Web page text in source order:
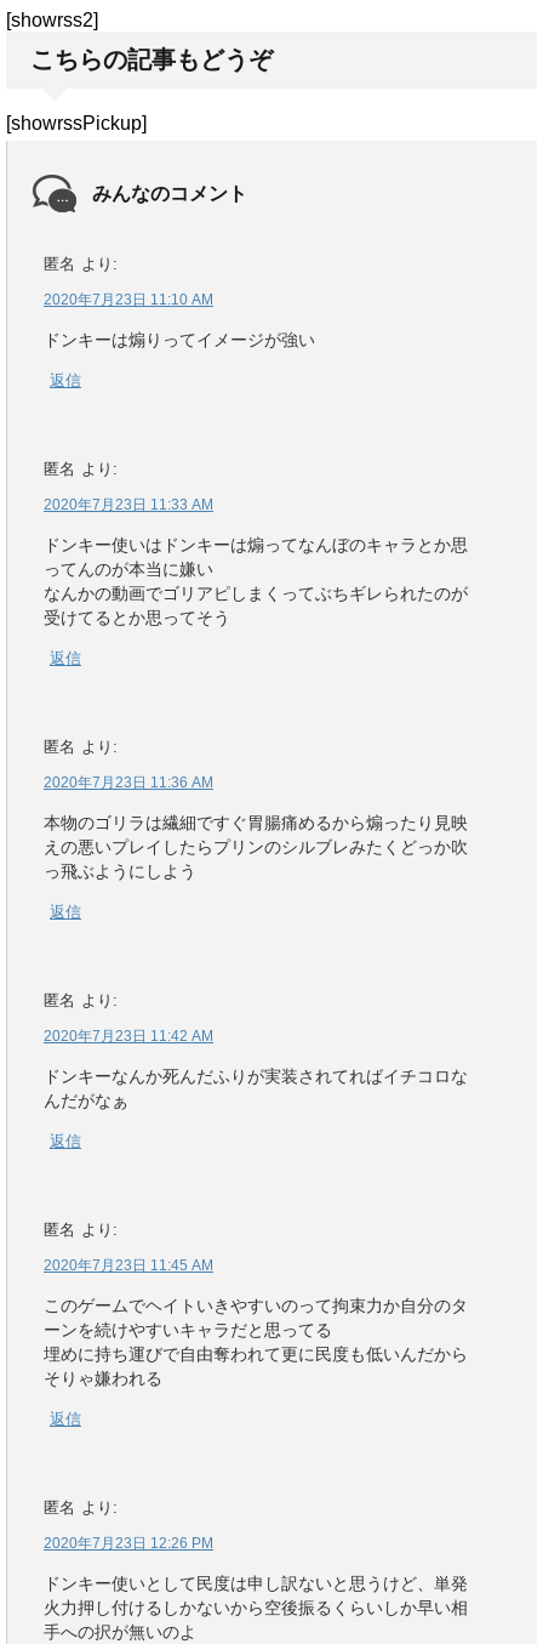
[showrss2]
こちらの記事もどうぞ
[showrssPickup]
みんなのコメント
匿名 より:
2020年7月23日 11:10 AM
ドンキーは煽りってイメージが強い
返信
匿名 より:
2020年7月23日 11:33 AM
ドンキー使いはドンキーは煽ってなんぼのキャラとか思
ってんのが本当に嫌い
なんかの動画でゴリアピしまくってぶちギレられたのが
受けてるとか思ってそう
返信
匿名 より:
2020年7月23日 11:36 AM
本物のゴリラは繊細ですぐ胃腸痛めるから煽ったり見映
えの悪いプレイしたらプリンのシルブレみたくどっか吹
っ飛ぶようにしよう
返信
匿名 より:
2020年7月23日 11:42 AM
ドンキーなんか死んだふりが実装されてればイチコロな
んだがなぁ
返信
匿名 より:
2020年7月23日 11:45 AM
このゲームでヘイトいきやすいのって拘束力か自分のタ
ーンを続けやすいキャラだと思ってる
埋めに持ち運びで自由奪われて更に民度も低いんだから
そりゃ嫌われる
返信
匿名 より:
2020年7月23日 12:26 PM
ドンキー使いとして民度は申し訳ないと思うけど、単発
火力押し付けるしかないから空後振るくらいしか早い相
手への択が無いのよ